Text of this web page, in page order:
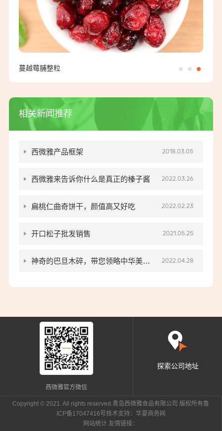
蔓越莓脯整粒
相关新闻推荐
西微雅产品框架 2018.03.05
西微雅来告诉你什么是真正的榛子酱 2022.03.26
扁桃仁曲奇饼干，颜值高又好吃 2022.02.23
开口松子批发销售 2021.05.25
神奇的巴旦木碎，带您领略中华美食 2022.04.28
西微雅官方微信
探索公司地址
Copyright © 2021. All rights reserved.青岛西微雅食品有限公司 版权所有鲁
ICP备17047416号技术支持：华夏商务网
网站统计 友情链接：